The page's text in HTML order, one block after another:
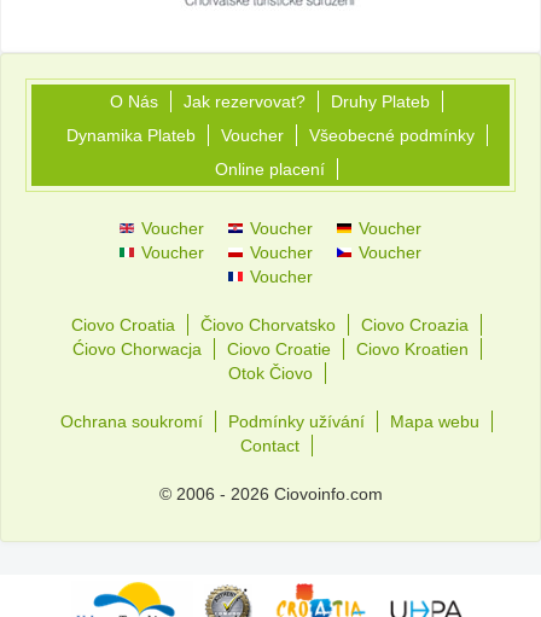
O Nás Jak rezervovat?
Druhy Plateb
Dynamika Plateb
Voucher
Všeobecné podmínky
Online placení
Voucher Voucher
Voucher
Voucher
Voucher
Voucher
Voucher
Ciovo Croatia Čiovo Chorvatsko
Ciovo Croazia
Ćiovo Chorwacja
Ciovo Croatie
Ciovo Kroatien
Otok Čiovo
Ochrana soukromí Podmínky užívání
Mapa webu
Contact
© 2006 - 2026 Ciovoinfo.com